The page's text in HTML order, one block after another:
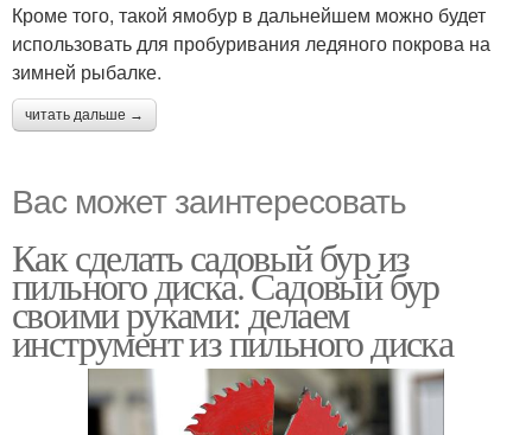
Кроме того, такой ямобур в дальнейшем можно будет
использовать для пробуривания ледяного покрова на
зимней рыбалке.
читать дальше →
Вас может заинтересовать
Как сделать садовый бур из
пильного диска. Садовый бур
своими руками: делаем
инструмент из пильного диска